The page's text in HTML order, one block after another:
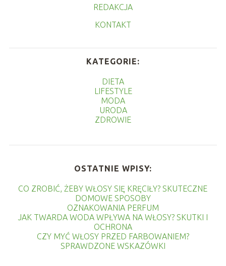
REDAKCJA
KONTAKT
KATEGORIE:
DIETA
LIFESTYLE
MODA
URODA
ZDROWIE
OSTATNIE WPISY:
CO ZROBIĆ, ŻEBY WŁOSY SIĘ KRĘCIŁY? SKUTECZNE
DOMOWE SPOSOBY
OZNAKOWANIA PERFUM
JAK TWARDA WODA WPŁYWA NA WŁOSY? SKUTKI I
OCHRONA
CZY MYĆ WŁOSY PRZED FARBOWANIEM?
SPRAWDZONE WSKAZÓWKI